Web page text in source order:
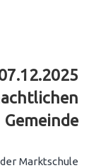
Marktschule